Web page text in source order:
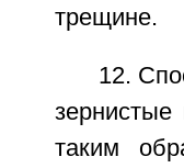
трещине.
12.
таким